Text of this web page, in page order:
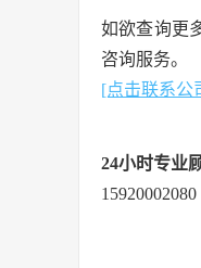
如欲查询更
咨询服务。
[点击联系公
24小时专业